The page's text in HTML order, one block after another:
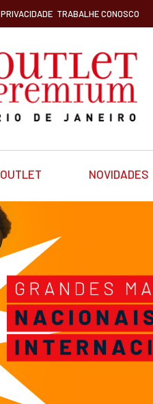
TRABALHE CONOSCO
NOVIDADES